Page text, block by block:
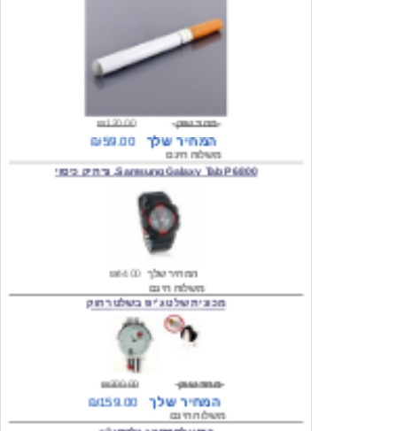
₪120.00
משלוח חינם
Samsung Galaxy Tab P6800, נרתיק כיסוי
המחיר שלך
משלוח חינם
₪300.00 מחיר שוק
₪159.00
כיסוי לסמסונג גלקסי s2